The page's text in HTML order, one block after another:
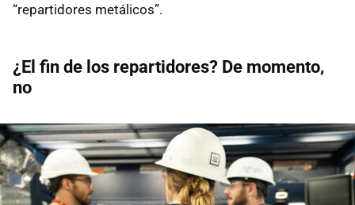
“repartidores metálicos”.
¿El fin de los repartidores? De momento,
no